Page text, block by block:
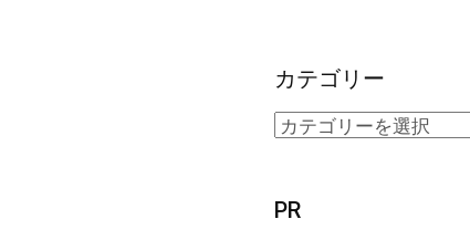
カテゴリー
PR